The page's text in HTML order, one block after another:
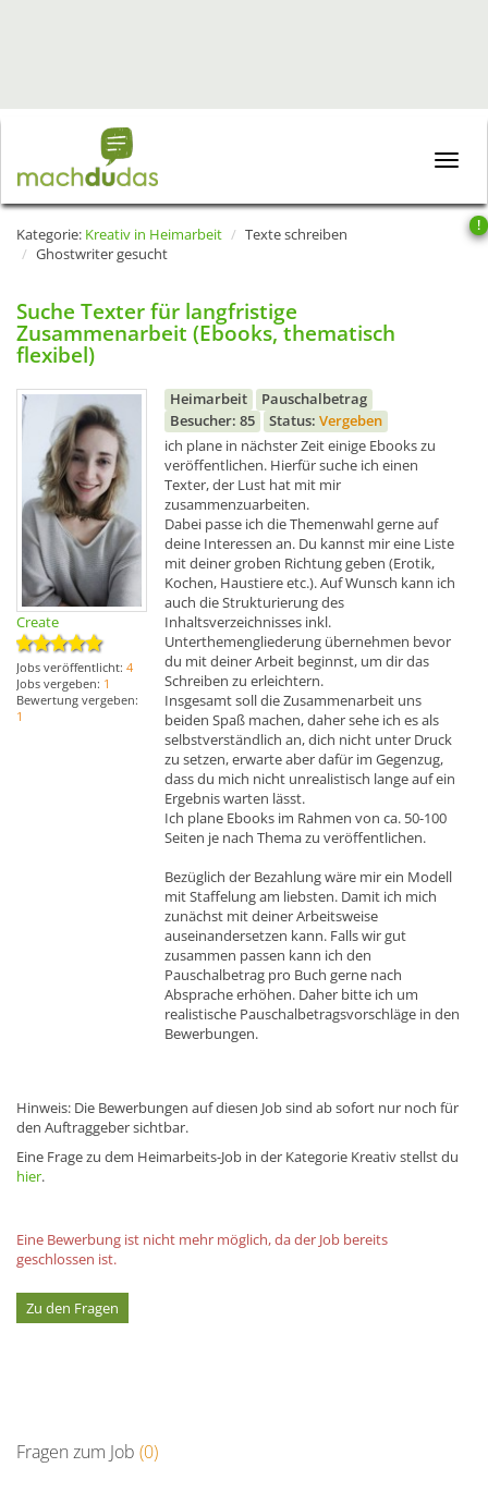
Toggle
!
Kategorie: Kreativ in Heimarbeit
Texte schreiben
Ghostwriter gesucht
Suche Texter für langfristige
Zusammenarbeit (Ebooks, thematisch
flexibel)
Create
Jobs veröffentlicht: 4
Jobs vergeben: 1
Bewertung vergeben:
1
Heimarbeit
Pauschalbetrag
Besucher: 85
Status: Vergeben
ich plane in nächster Zeit einige Ebooks zu
veröffentlichen. Hierfür suche ich einen
Texter, der Lust hat mit mir
zusammenzuarbeiten.
Dabei passe ich die Themenwahl gerne auf
deine Interessen an. Du kannst mir eine Liste
mit deiner groben Richtung geben (Erotik,
Kochen, Haustiere etc.). Auf Wunsch kann ich
auch die Strukturierung des
Inhaltsverzeichnisses inkl.
Unterthemengliederung übernehmen bevor
du mit deiner Arbeit beginnst, um dir das
Schreiben zu erleichtern.
Insgesamt soll die Zusammenarbeit uns
beiden Spaß machen, daher sehe ich es als
selbstverständlich an, dich nicht unter Druck
zu setzen, erwarte aber dafür im Gegenzug,
dass du mich nicht unrealistisch lange auf ein
Ergebnis warten lässt.
Ich plane Ebooks im Rahmen von ca. 50-100
Seiten je nach Thema zu veröffentlichen.
Bezüglich der Bezahlung wäre mir ein Modell
mit Staffelung am liebsten. Damit ich mich
zunächst mit deiner Arbeitsweise
auseinandersetzen kann. Falls wir gut
zusammen passen kann ich den
Pauschalbetrag pro Buch gerne nach
Absprache erhöhen. Daher bitte ich um
realistische Pauschalbetragsvorschläge in den
Bewerbungen.
Hinweis: Die Bewerbungen auf diesen Job sind ab sofort nur noch für
den Auftraggeber sichtbar.
Eine Frage zu dem Heimarbeits-Job in der Kategorie Kreativ stellst du
hier.
Eine Bewerbung ist nicht mehr möglich, da der Job bereits
geschlossen ist.
Zu den Fragen
Fragen zum Job (0)